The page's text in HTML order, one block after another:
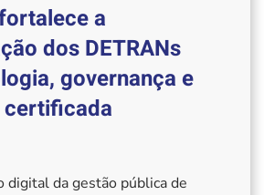
a
dos DETRANs
governança e
certificada
digital da gestão pública de